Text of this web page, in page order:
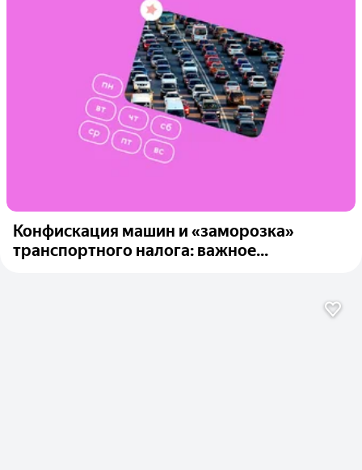
Конфискация машин и «заморозка»
транспортного налога: важное...